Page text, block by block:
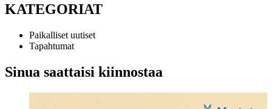
KATEGORIAT
Paikalliset uutiset
Tapahtumat
Sinua saattaisi kiinnostaa